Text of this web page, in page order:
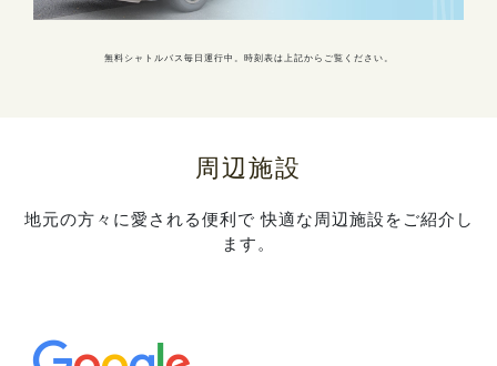
無料シャトルバス毎日運行中。時刻表は上記からご覧ください。
周辺施設
地元の方々に愛される便利で 快適な周辺施設をご紹介し
ます。